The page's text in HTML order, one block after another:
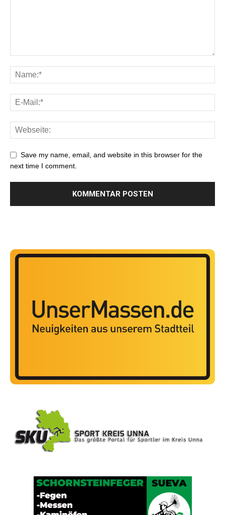
Save my name, email, and website in this browser for the
next time I comment.